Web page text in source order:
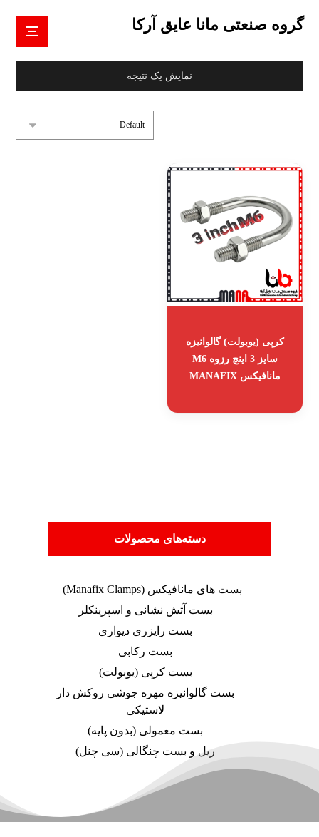
گروه صنعتی مانا عایق آرکا
نمایش یک نتیجه
کرپی (یوبولت) گالوانیزه
سایز 3 اینچ رزوه M6
مانافیکس MANAFIX
دسته‌های محصولات
بست های مانافیکس (Manafix Clamps)
بست آتش نشانی و اسپرینکلر
بست رایزری دیواری
بست رکابی
بست کرپی (یوبولت)
بست گالوانیزه مهره جوشی روکش دار
لاستیکی
بست معمولی (بدون پایه)
ریل و بست چنگالی (سی چنل)